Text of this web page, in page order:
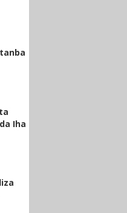
Iha